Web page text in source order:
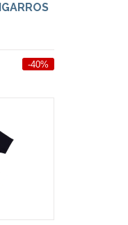
-40%